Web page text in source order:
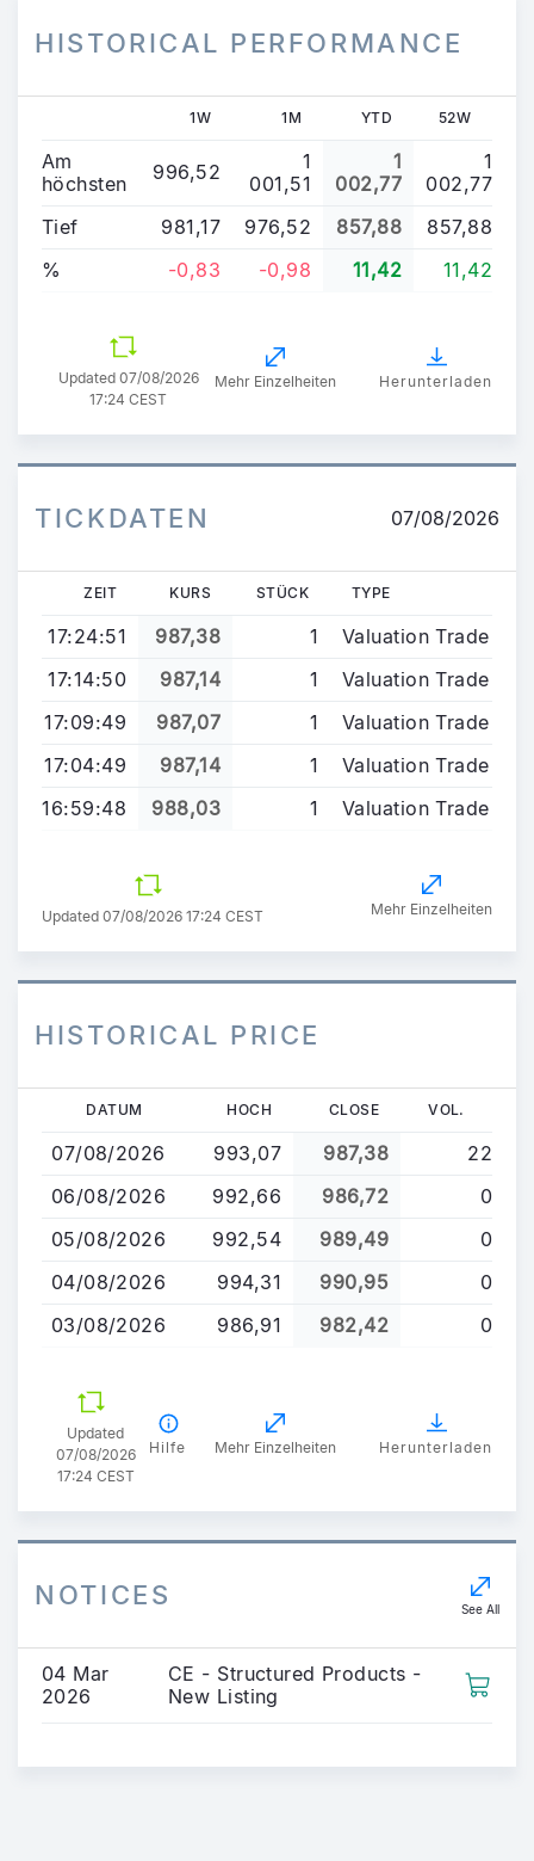
HISTORICAL PERFORMANCE
1W 1M YTD 52W
Am
höchsten
996,52
1
001,51
1
002,77
1
002,77
Tief
981,17 976,52 857,88
857,88
%
-0,83 -0,98 11,42 11,42
Updated 07/08/2026
17:24 CEST
Mehr Einzelheiten Herunterladen
TICKDATEN 07/08/2026
ZEIT KURS STÜCK TYPE
17:24:51 987,38 1
Valuation Trade
17:14:50
987,14 1
Valuation Trade
17:09:49
987,07 1
Valuation Trade
17:04:49
987,14 1
Valuation Trade
16:59:48
988,03 1 Valuation Trade
Updated 07/08/2026 17:24 CEST Mehr Einzelheiten
HISTORICAL PRICE
Direkt
Inhalt
DATUM HOCH CLOSE VOL.
07/08/2026 993,07 987,38
22
06/08/2026
992,66 986,72
0
05/08/2026
992,54 989,49
0
04/08/2026
994,31 990,95
0
03/08/2026
986,91 982,42 0
Updated
07/08/2026
17:24 CEST
Hilfe Mehr Einzelheiten Herunterladen
NOTICES See All
04 Mar
2026
CE - Structured Products -
New Listing